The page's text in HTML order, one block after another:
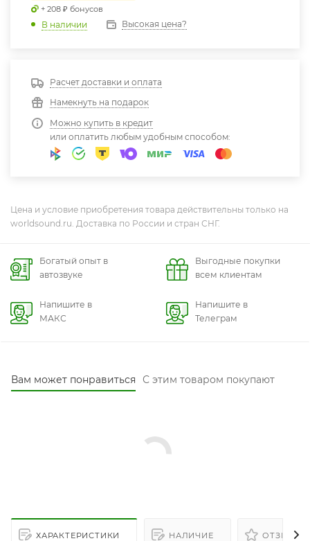
+ 208 ₽ бонусов
В наличии Высокая цена?
Расчет доставки и оплата
Намекнуть на подарок
Можно купить в кредит
или оплатить любым удобным способом:
Цена и условие приобретения товара действительны только на
worldsound.ru. Доставка по России и стран СНГ.
Богатый опыт в
автозвуке
Выгодные покупки
всем клиентам
Напишите в
МАКС
Напишите в
Телеграм
Вам может понравиться С этим товаром покупают
ХАРАКТЕРИСТИКИ НАЛИЧИЕ ОТЗЫВЫ